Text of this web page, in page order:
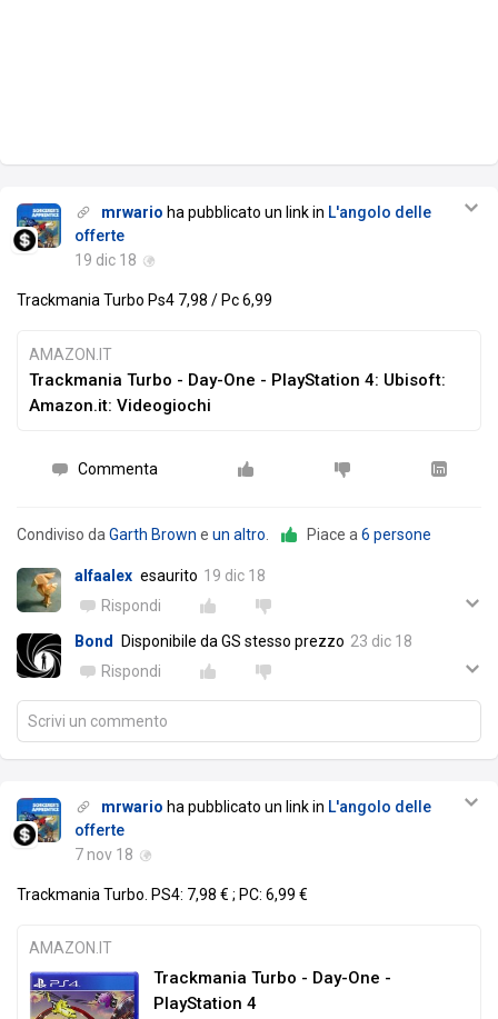
mrwario ha pubblicato un link in L'angolo delle
offerte
19 dic 18
Trackmania Turbo Ps4 7,98 / Pc 6,99
AMAZON.IT
Trackmania Turbo - Day-One - PlayStation 4: Ubisoft:
Amazon.it: Videogiochi
Commenta
Condiviso da Garth Brown e un altro Piace a 6 persone
alfaalex esaurito 19 dic 18
Rispondi
Bond
Disponibile da GS stesso prezzo 23 dic 18
Rispondi
Scrivi un commento
mrwario ha pubblicato un link in L'angolo delle
offerte
7 nov 18
Trackmania Turbo. PS4: 7,98 € ; PC: 6,99 €
AMAZON.IT
Trackmania Turbo - Day-One -
PlayStation 4